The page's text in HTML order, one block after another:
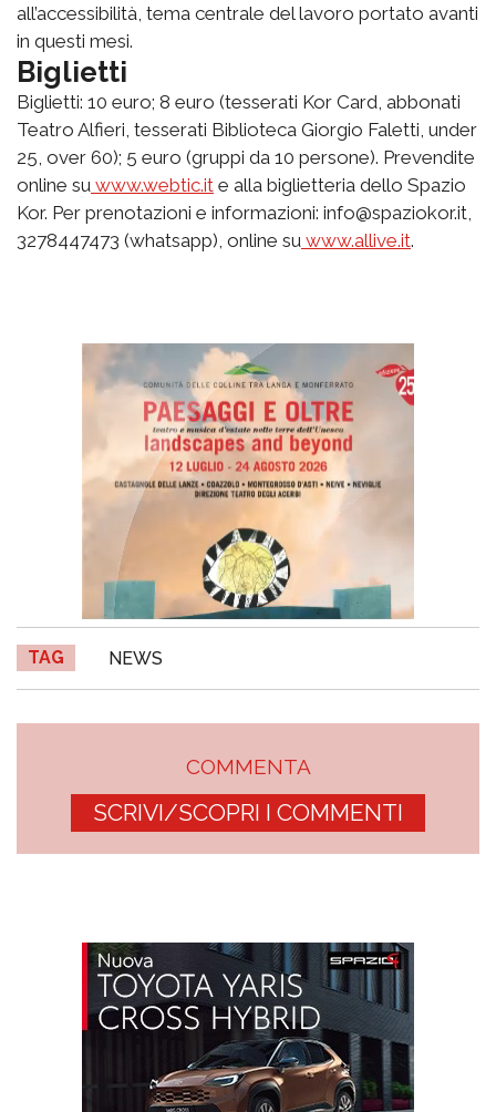
all’accessibilità, tema centrale del lavoro portato avanti
in questi mesi.
Biglietti
Biglietti: 10 euro; 8 euro (tesserati Kor Card, abbonati
Teatro Alfieri, tesserati Biblioteca Giorgio Faletti, under
25, over 60); 5 euro (gruppi da 10 persone). Prevendite
online su www.webtic.it e alla biglietteria dello Spazio
Kor. Per prenotazioni e informazioni: info@spaziokor.it,
3278447473 (whatsapp), online su www.allive.it.
TAG NEWS
COMMENTA
SCRIVI/SCOPRI I COMMENTI